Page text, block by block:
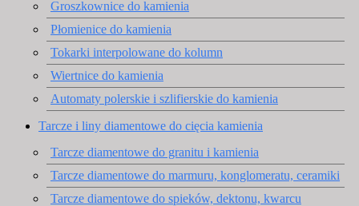
Groszkownice do kamienia
Płomienice do kamienia
Tokarki interpolowane do kolumn
Wiertnice do kamienia
Automaty polerskie i szlifierskie do kamienia
Tarcze i liny diamentowe do cięcia kamienia
Tarcze diamentowe do granitu i kamienia
Tarcze diamentowe do marmuru, konglomeratu, ceramiki
Tarcze diamentowe do spieków, dektonu, kwarcu